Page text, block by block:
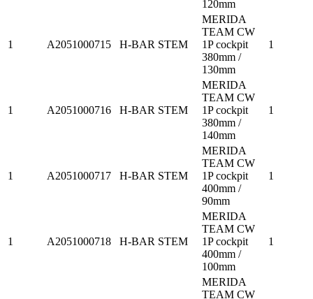
120mm
1 A2051000715 H-BAR STEM
MERIDA
TEAM CW
1P cockpit
380mm /
130mm
1
1 A2051000716 H-BAR STEM
MERIDA
TEAM CW
1P cockpit
380mm /
140mm
1
1 A2051000717 H-BAR STEM
MERIDA
TEAM CW
1P cockpit
400mm /
90mm
1
1 A2051000718 H-BAR STEM
MERIDA
TEAM CW
1P cockpit
400mm /
100mm
1
MERIDA
TEAM CW